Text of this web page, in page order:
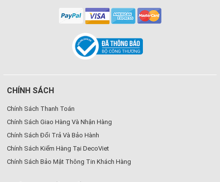
CHÍNH SÁCH
Chính Sách Thanh Toán
Chính Sách Giao Hàng Và Nhận Hàng
Chính Sách Đổi Trả Và Bảo Hành
Chính Sách Kiểm Hàng Tại DecoViet
Chính Sách Bảo Mật Thông Tin Khách Hàng